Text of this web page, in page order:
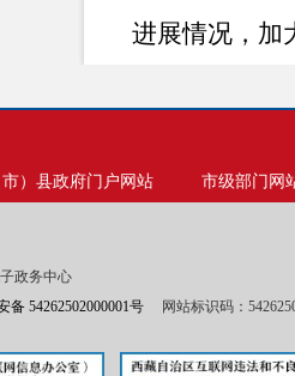
进展情况，加
新本单位工作
政执法、工
市）县政府门户网站 市级部门网
政务中心
备 54262502000001号 网站标识码：